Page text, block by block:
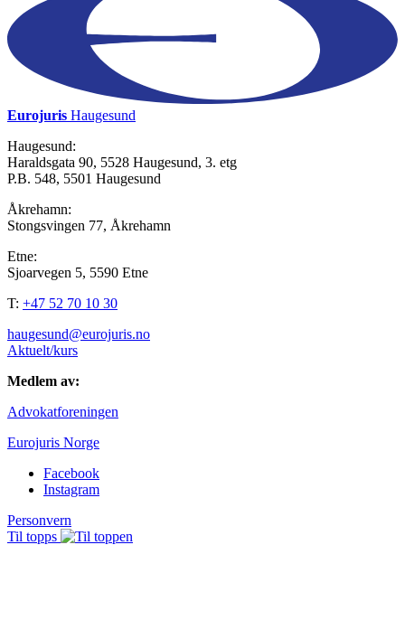
Eurojuris Haugesund
Haugesund:
Haraldsgata 90, 5528 Haugesund, 3. etg
P.B. 548, 5501 Haugesund
Åkrehamn:
Stongsvingen 77, Åkrehamn
Etne:
Sjoarvegen 5, 5590 Etne
T: +47 52 70 10 30
haugesund@eurojuris.no
Aktuelt/kurs
Medlem av:
Advokatforeningen
Eurojuris Norge
Facebook
Instagram
Personvern
Til topps